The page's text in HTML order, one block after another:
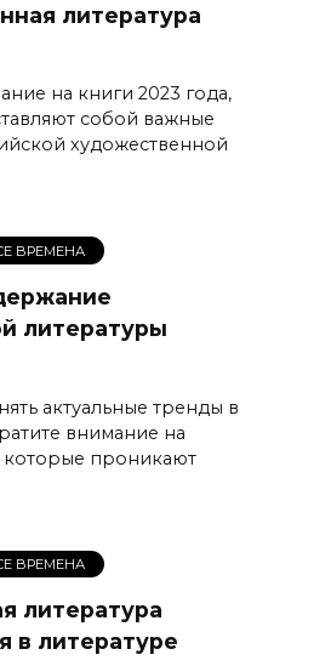
литература
на книги 2023 года,
собой важные
художественной
ВРЕМЕНА
литературы
актуальные тренды в
внимание на
которые проникают
ВРЕМЕНА
литература
в литературе